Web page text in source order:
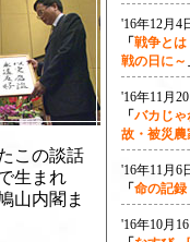
この談話
生まれ
山内閣ま
'16年12月4
「 戦争とは
戦の日に～
'16年11月
「 バカじゃ
故・被災農
'16年11月6
「 命の記録
'16年10月